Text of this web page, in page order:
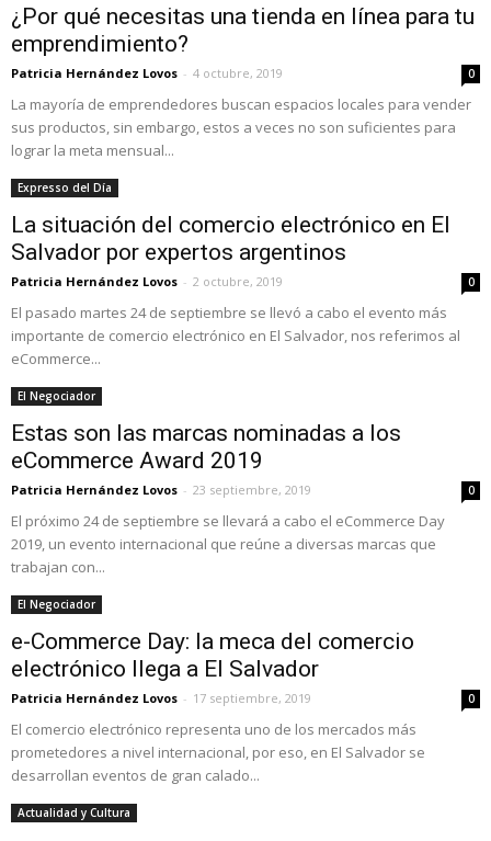
¿Por qué necesitas una tienda en línea para tu
emprendimiento?
Patricia Hernández Lovos - 4 octubre, 2019 0
La mayoría de emprendedores buscan espacios locales para vender
sus productos, sin embargo, estos a veces no son suficientes para
lograr la meta mensual...
Expresso del Día
La situación del comercio electrónico en El
Salvador por expertos argentinos
Patricia Hernández Lovos - 2 octubre, 2019 0
El pasado martes 24 de septiembre se llevó a cabo el evento más
importante de comercio electrónico en El Salvador, nos referimos al
eCommerce...
El Negociador
Estas son las marcas nominadas a los
eCommerce Award 2019
Patricia Hernández Lovos - 23 septiembre, 2019 0
El próximo 24 de septiembre se llevará a cabo el eCommerce Day
2019, un evento internacional que reúne a diversas marcas que
trabajan con...
El Negociador
e-Commerce Day: la meca del comercio
electrónico llega a El Salvador
Patricia Hernández Lovos - 17 septiembre, 2019 0
El comercio electrónico representa uno de los mercados más
prometedores a nivel internacional, por eso, en El Salvador se
desarrollan eventos de gran calado...
Actualidad y Cultura